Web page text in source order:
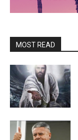
MOST READ